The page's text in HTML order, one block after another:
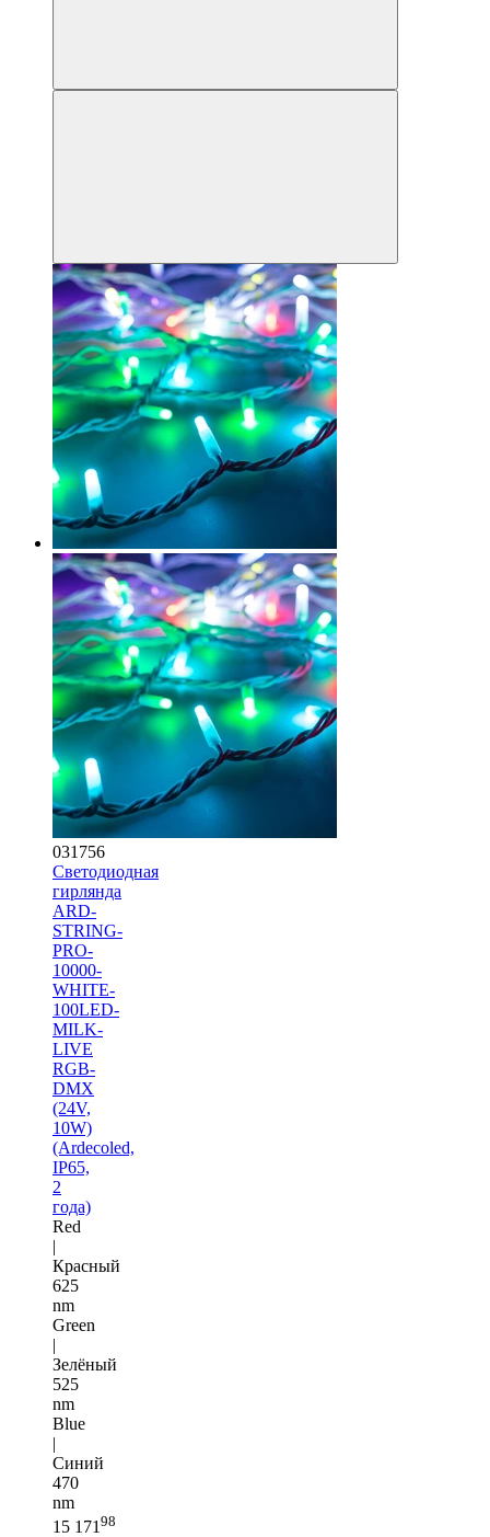
031756
Светодиодная
гирлянда
ARD-
STRING-
PRO-
10000-
WHITE-
100LED-
MILK-
LIVE
RGB-
DMX
(24V,
10W)
(Ardecoled,
IP65,
2
года)
Red
|
Красный
625
nm
Green
|
Зелёный
525
nm
Blue
|
Синий
470
nm
15 171 98